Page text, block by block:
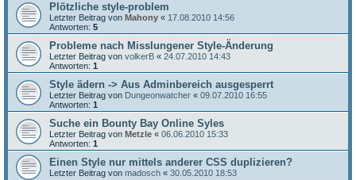
Plötzliche style-problem
Letzter Beitrag von Mahony « 17.08.2010 14:56
Antworten: 5
Probleme nach Misslungener Style-Änderung
Letzter Beitrag von volkerB « 24.07.2010 14:43
Antworten: 1
Style ädern -> Aus Adminbereich ausgesperrt
Letzter Beitrag von Dungeonwatcher « 09.07.2010 16:55
Antworten: 1
Suche ein Bounty Bay Online Syles
Letzter Beitrag von Metzle « 06.06.2010 15:33
Antworten: 1
Einen Style nur mittels anderer CSS duplizieren?
Letzter Beitrag von madosch « 30.05.2010 18:53